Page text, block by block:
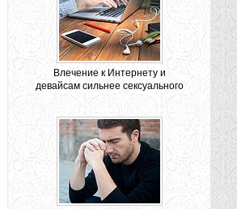
Влечение к Интернету и
девайсам сильнее сексуального